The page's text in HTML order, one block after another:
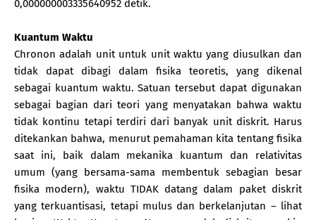
0,000000003335640952 detik.
Kuantum Waktu
Chronon adalah unit untuk unit waktu yang diusulkan dan
tidak dapat dibagi dalam fisika teoretis, yang dikenal
sebagai kuantum waktu. Satuan tersebut dapat digunakan
sebagai bagian dari teori yang menyatakan bahwa waktu
tidak kontinu tetapi terdiri dari banyak unit diskrit. Harus
ditekankan bahwa, menurut pemahaman kita tentang fisika
saat ini, baik dalam mekanika kuantum dan relativitas
umum (yang bersama-sama membentuk sebagian besar
fisika modern), waktu TIDAK datang dalam paket diskrit
yang terkuantisasi, tetapi mulus dan berkelanjutan – lihat